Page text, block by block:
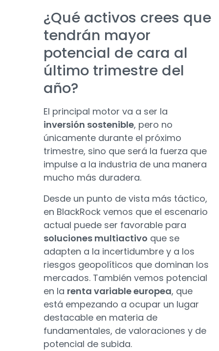
¿Qué activos crees que
tendrán mayor
potencial de cara al
último trimestre del
año?
El principal motor va a ser la
inversión sostenible, pero no
únicamente durante el próximo
trimestre, sino que será la fuerza que
impulse a la industria de una manera
mucho más duradera.
Desde un punto de vista más táctico,
en BlackRock vemos que el escenario
actual puede ser favorable para
soluciones multiactivo que se
adapten a la incertidumbre y a los
riesgos geopolíticos que dominan los
mercados. También vemos potencial
en la renta variable europea, que
está empezando a ocupar un lugar
destacable en materia de
fundamentales, de valoraciones y de
potencial de subida.